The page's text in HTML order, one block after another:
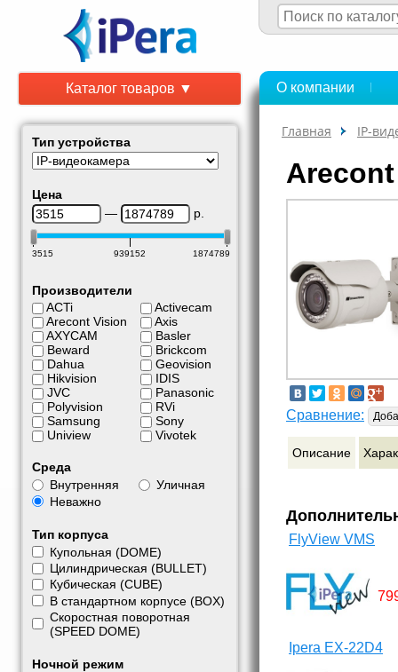
Каталог товаров ▼
Тип устройства
Цена
—
р.
3515 939152 1874789
Производители
ACTi
Arecont Vision
AXYCAM
Beward
Dahua
Hikvision
JVC
Polyvision
Samsung
Uniview
Activecam
Axis
Basler
Brickcom
Geovision
IDIS
Panasonic
RVi
Sony
Vivotek
Среда
Внутренняя
Уличная
Неважно
Тип корпуса
Купольная (DOME)
Цилиндрическая (BULLET)
Кубическая (CUBE)
В стандартном корпусе (BOX)
Скоростная поворотная
(SPEED DOME)
Ночной режим
О компании
Главная IP-
Arecont
Сравнение:
Описание
FlyView VMS
Ipera EX-22D4